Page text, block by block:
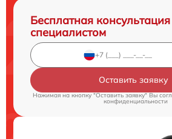
Бесплатная
специалистом
Оставить заявку
Нажимая на кнопку "Оставить заявку" Вы
конфиденциальности